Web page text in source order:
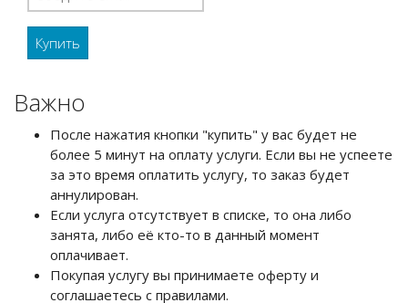
Важно
После нажатия кнопки "купить" у вас будет не
более 5 минут на оплату услуги. Если вы не успеете
за это время оплатить услугу, то заказ будет
аннулирован.
Если услуга отсутствует в списке, то она либо
занята, либо её кто-то в данный момент
оплачивает.
Покупая услугу вы принимаете оферту и
соглашаетесь с правилами.